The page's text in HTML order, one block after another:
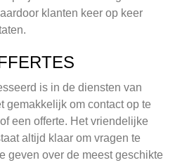
klanten keer op keer
is in de diensten van
gemakkelijk om contact op te
een offerte. Het vriendelijke
altijd klaar om vragen te
geven over de meest geschikte